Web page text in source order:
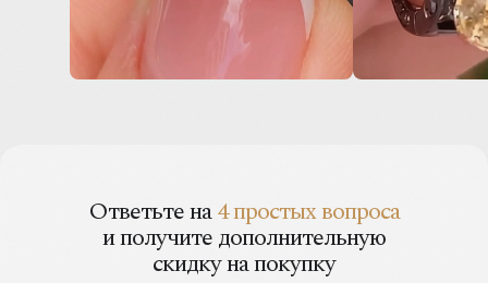
Ответьте на4 простых вопроса
и получите дополнительную
скидку на покупку